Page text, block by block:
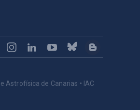
Astrofísica de Canarias • IAC